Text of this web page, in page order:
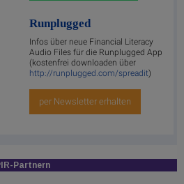
Runplugged
Infos über neue Financial Literacy
Audio Files für die Runplugged App
(kostenfrei downloaden über
http://runplugged.com/spreadit)
per Newsletter erhalten
Partnern